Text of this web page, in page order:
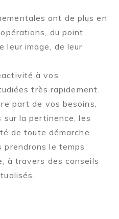
ont de plus en
du point
leur image, de leur
à vos
très rapidement.
part de vos besoins,
la pertinence, les
de toute démarche
prendrons le temps
à travers des conseils